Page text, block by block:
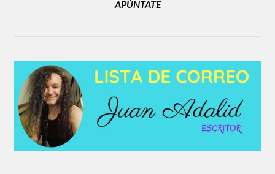
APÚNTATE